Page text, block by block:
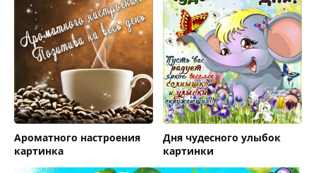
Ароматного настроения
картинка
Дня чудесного улыбок
картинки